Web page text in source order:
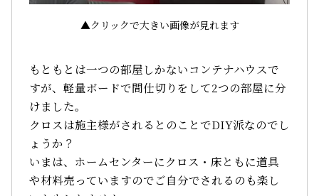
▲クリックで大きい画像が見れます
もともとは一つの部屋しかないコンテナハウスで
すが、軽量ボードで間仕切りをして2つの部屋に分
けました。
クロスは施主様がされるとのことでDIY派なのでし
ょうか？
いまは、ホームセンターにクロス・床ともに道具
や材料売っていますのでご自分でされるのも楽し